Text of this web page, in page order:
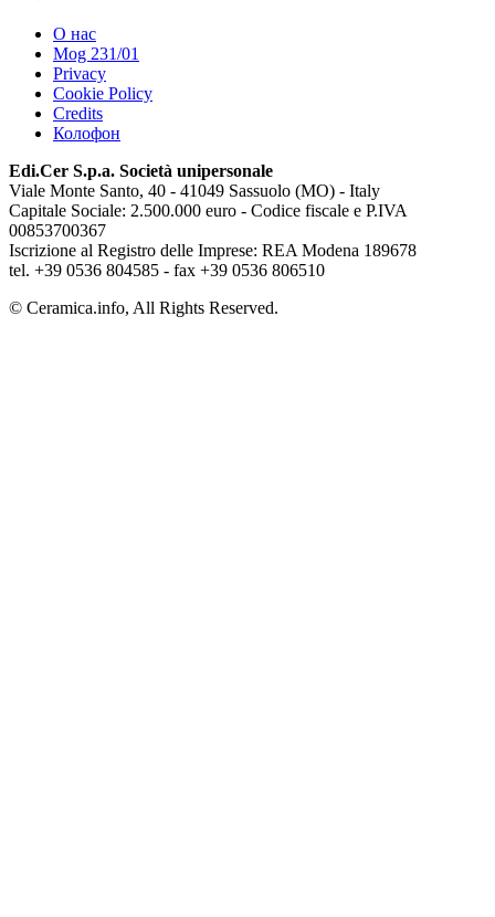
О нас
Mog 231/01
Privacy
Cookie Policy
Credits
Колофон
Edi.Cer S.p.a. Società unipersonale
Viale Monte Santo, 40 - 41049 Sassuolo (MO) - Italy
Capitale Sociale: 2.500.000 euro - Codice fiscale e P.IVA
00853700367
Iscrizione al Registro delle Imprese: REA Modena 189678
tel. +39 0536 804585 - fax +39 0536 806510
© Ceramica.info, All Rights Reserved.